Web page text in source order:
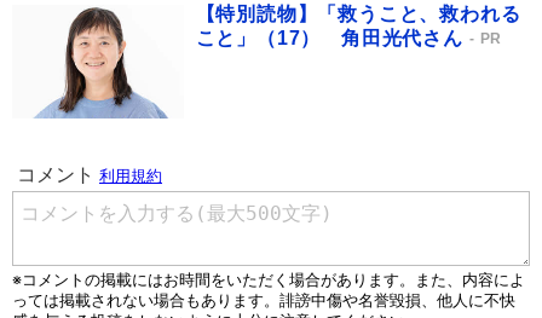
【特別読物】「救うこと、救われる
こと」（17） 角田光代さん
PR